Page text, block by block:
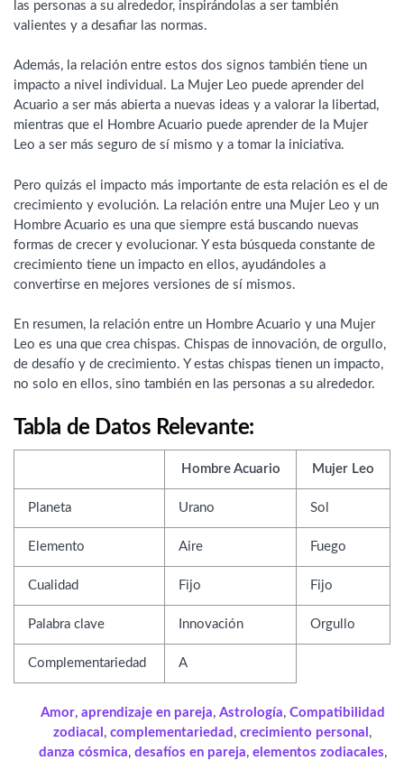
las personas a su alrededor, inspirándolas a ser también
valientes y a desafiar las normas.
Además, la relación entre estos dos signos también tiene un
impacto a nivel individual. La Mujer Leo puede aprender del
Acuario a ser más abierta a nuevas ideas y a valorar la libertad,
mientras que el Hombre Acuario puede aprender de la Mujer
Leo a ser más seguro de sí mismo y a tomar la iniciativa.
Pero quizás el impacto más importante de esta relación es el de
crecimiento y evolución. La relación entre una Mujer Leo y un
Hombre Acuario es una que siempre está buscando nuevas
formas de crecer y evolucionar. Y esta búsqueda constante de
crecimiento tiene un impacto en ellos, ayudándoles a
convertirse en mejores versiones de sí mismos.
En resumen, la relación entre un Hombre Acuario y una Mujer
Leo es una que crea chispas. Chispas de innovación, de orgullo,
de desafío y de crecimiento. Y estas chispas tienen un impacto,
no solo en ellos, sino también en las personas a su alrededor.
Tabla de Datos Relevante:
Hombre Acuario Mujer Leo
Planeta Urano Sol
Elemento Aire Fuego
Cualidad Fijo Fijo
Palabra clave Innovación Orgullo
Complementariedad A
Amor, aprendizaje en pareja, Astrología, Compatibilidad
zodiacal ,complementariedad ,crecimiento personal ,
danza cósmica, desafíos en pareja, elementos zodiacales,